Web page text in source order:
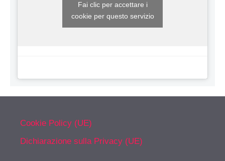
Fai clic per accettare i
cookie per questo servizio
Cookie Policy (UE)
Dichiarazione sulla Privacy (UE)